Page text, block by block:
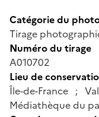
Catégorie du
Tirage
Numéro du tirage
A010702
Lieu de
Île-de-France ;
Médiathèque du